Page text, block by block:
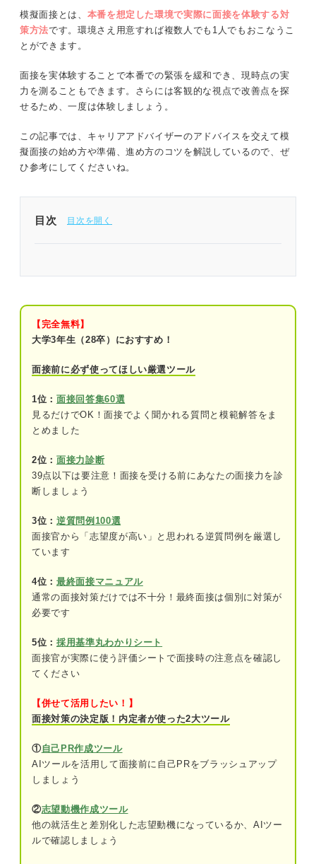
記事の該当箇所を見る
【模擬面接用の動画】面接官の質問に合わせて
模擬面接のやり方
模擬面接の流れ
面接対策として模擬面接をおこなうメリット
※AIの特性上、間違いが含まれている場合があります。記事本文
と併せてご確認ください。
模擬面接とは、 本番を想定した環境で実際に面接を体験する対
策方法です。環境さえ用意すれば複数人でも1人でもおこなうこ
とができます。
面接を実体験することで本番での緊張を緩和でき、現時点の実
力を測ることもできます。さらには客観的な視点で改善点を探
せるため、一度は体験しましょう。
この記事では、キャリアアドバイザーのアドバイスを交えて模
擬面接の始め方や準備、進め方のコツを解説しているので、ぜ
ひ参考にしてくださいね。
目次
模擬面接のやり方
る
②なるべく本番に近い環境を用意する
③本番の開催時間と同じ時間帯におこなう
⑤暗記をせずその場で考えて回答をする
を受ける
模擬面接の流れ
入室からスタートする
終了後にフィードバックを受ける
こなう
面接対策として模擬面接をおこなうメリット
本番で実力を発揮できるようになる
客観的な視点による改善ができる
【完全無料】
大学3年生（28卒）におすすめ！
面接前に必ず使ってほしい厳選ツール
1位： 面接回答集60選
見るだけでOK！面接でよく聞かれる質問と模範解答をま
とめました
2位： 面接力診断
39点以下は要注意！面接を受ける前にあなたの面接力を診
断しましょう
3位： 逆質問例100選
面接官から「志望度が高い」と思われる逆質問例を厳選し
ています
4位： 最終面接マニュアル
通常の面接対策だけでは不十分！最終面接は個別に対策が
必要です
5位： 採用基準丸わかりシート
面接官が実際に使う評価シートで面接時の注意点を確認し
てください
【併せて活用したい！】
面接対策の決定版！内定者が使った2大ツール
①自己PR作成ツール
AIツールを活用して面接前に自己PRをブラッシュアップ
しましょう
②志望動機作成ツール
他の就活生と差別化した志望動機になっているか、AIツー
ルで確認しましょう